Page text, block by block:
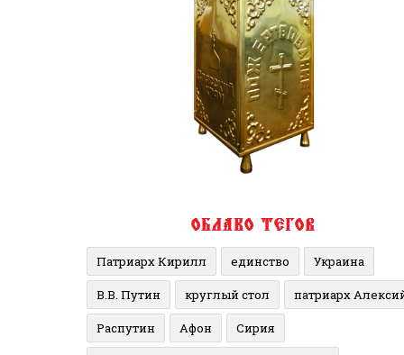
Патриарх Кирилл единство Украина
В.В. Путин круглый стол патриарх
Распутин Афон Сирия